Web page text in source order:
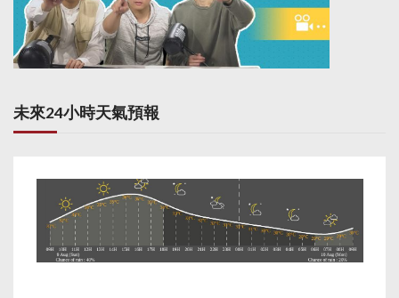
未來24小時天氣預報